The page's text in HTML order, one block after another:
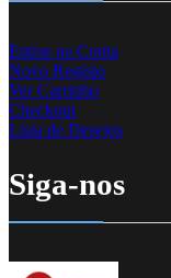
Entrar na Conta
Novo Registo
Ver Carrinho
Checkout
Lista de Desejos
Siga-nos